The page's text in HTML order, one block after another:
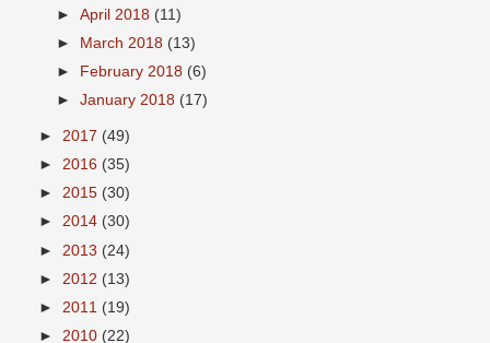
►April 2018 (11)
►
March 2018 (13)
►
February 2018 (6)
►January 2018 (17)
► 2017 (49)
► 2016 (35)
► 2015 (30)
► 2014 (30)
► 2013 (24)
► 2012 (13)
► 2011 (19)
► 2010 (22)